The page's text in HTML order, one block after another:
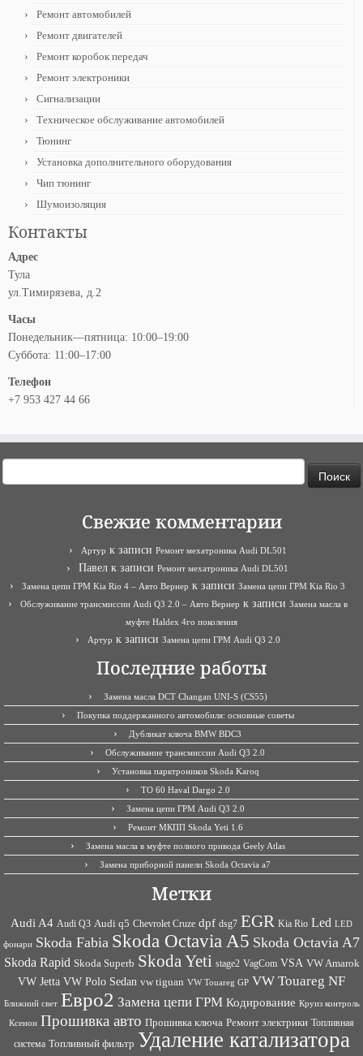
Ремонт автомобилей
Ремонт двигателей
Ремонт коробок передач
Ремонт электроники
Сигнализации
Техническое обслуживание автомобилей
Тюнинг
Установка дополнительного оборудования
Чип тюнинг
Шумоизоляция
Контакты
Адрес
Тула
ул.Тимирязева, д.2
Часы
Понедельник—пятница: 10:00–19:00
Суббота: 11:00–17:00
Телефон
+7 953 427 44 66
Свежие комментарии
Артур к записи Ремонт мехатроника Audi DL501
Павел к записи Ремонт мехатроника Audi DL501
Замена цепи ГРМ Kia Rio 4 – Авто Вернер к записи Замена цепи ГРМ Kia Rio 3
Обслуживание трансмиссии Audi Q3 2.0 – Авто Вернер к записи Замена масла в
муфте Haldex 4го поколения
Артур к записи Замена цепи ГРМ Audi Q3 2.0
Последние работы
Замена масла DCT Changan UNI-S (CS55)
Покупка поддержанного автомобиля: основные советы
Дубликат ключа BMW BDC3
Обслуживание трансмиссии Audi Q3 2.0
Установка парктроников Skoda Karoq
ТО 60 Haval Dargo 2.0
Замена цепи ГРМ Audi Q3 2.0
Ремонт МКПП Skoda Yeti 1.6
Замена масла в муфте полного привода Geely Atlas
Замена приборной панели Skoda Octavia a7
Метки
Audi A4 Audi Q3 Audi q5 Chevrolet Cruze dpf dsg7 EGR Kia Rio Led LED
фонари Skoda Fabia Skoda Octavia A5 Skoda Octavia A7
Skoda Rapid Skoda Superb Skoda Yeti stage2 VagCom VSA VW Amarok
VW Jetta VW Polo Sedan vw tiguan VW Touareg GP VW Touareg NF
Ближний свет Евро2 Замена цепи ГРМ Кодирование Круиз контроль
Ксенон Прошивка авто Прошивка ключа Ремонт электрики Топливная
система Топливный фильтр Удаление катализатора